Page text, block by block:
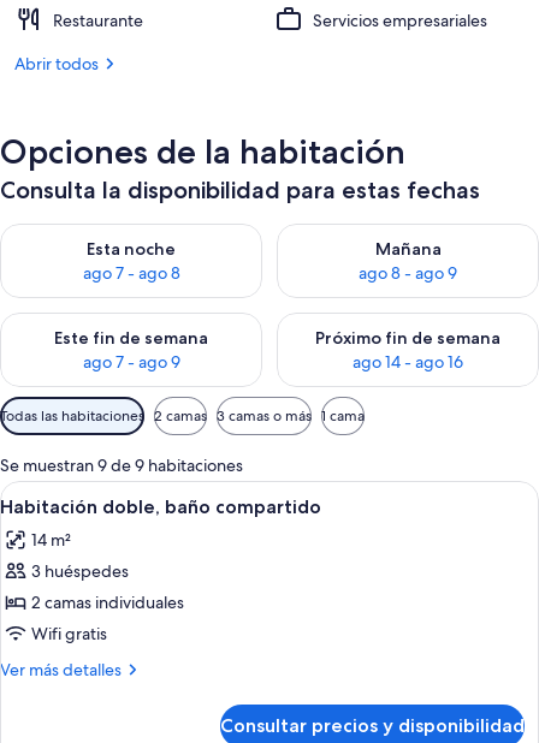
Restaurante
Servicios empresariales
Abrir todos
Opciones de la habitación
Consulta la disponibilidad para estas fechas
Esta noche
ago 7 - ago 8
Consulta la disponibilidad para esta noche, ago 7 - ago 8
Mañana
ago 8 - ago 9
Consulta la disponibilidad
Este fin de semana
ago 7 - ago 9
Consulta la disponibilidad para este fin de semana, ago 7 -
Próximo fin de semana
ago 14 - ago 16
Consulta la disponibilidad
Filtros
disponibles
para
las
habitaciones
Todas las habitaciones 2 camas 3 camas o más 1 cama
Se muestran 9 de 9 habitaciones
Abrir
todas
las
fotos
de
Habitación
doble,
Una habitación con dos camas
5
Habitación doble, baño compartido
14 m²
3 huéspedes
2 camas individuales
Wifi gratis
Ver más detalles
Más
Consultar precios y disponibilidad